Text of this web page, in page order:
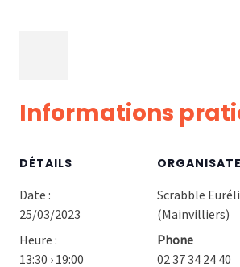
Informations
DÉTAILS
Date :
25/03/2023
Heure :
13:30 › 19:00
Scrabble
(Mainvilliers)
Phone
02 37 34 24 40